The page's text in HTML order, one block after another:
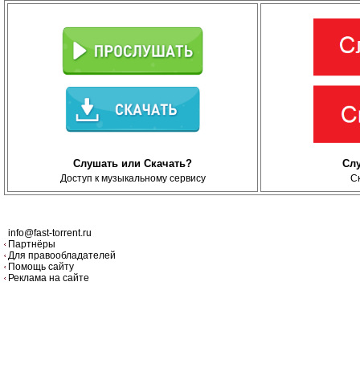
Слушать или Скачать?
Доступ к музыкальному сервису
info@fast-torrent.ru
Партнёры
Для правообладателей
Помощь сайту
Реклама на сайте